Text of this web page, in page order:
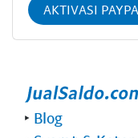
AKTIVASI
‣ Blog